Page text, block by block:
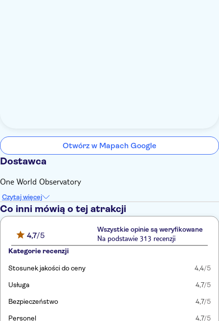
Otwórz w Mapach Google
Dostawca
One World Observatory
Czytaj więcej
Co inni mówią o tej atrakcji
4,7/5
Wszystkie opinie są weryfikowane
Na podstawie 313 recenzji
Kategorie recenzji
Stosunek jakości do ceny 4,4/5
Usługa 4,7/5
Bezpieczeństwo 4,7/5
Personel 4,7/5